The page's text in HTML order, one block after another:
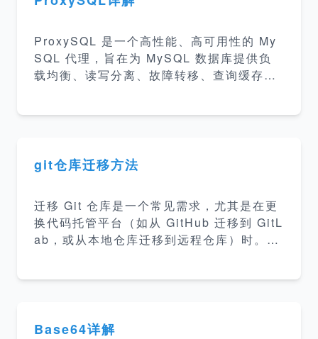
ProxySQL 是一个高性能、高可用性的 My
SQL 代理，旨在为 MySQL 数据库提供负
载均衡、读写分离、故障转移、查询缓存等
git仓库迁移方法
迁移 Git 仓库是一个常见需求，尤其是在更
换代码托管平台（如从 GitHub 迁移到 GitL
ab，或从本地仓库迁移到远程仓库）时。以
Base64详解